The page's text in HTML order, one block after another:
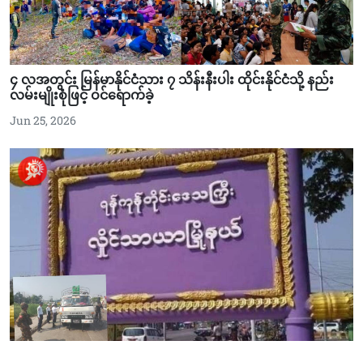
၄ လအတွင်း မြန်မာနိုင်ငံသား ၇ သိန်းနီးပါး ထိုင်းနိုင်ငံသို့ နည်း
လမ်းမျိုးစုံဖြင့် ဝင်ရောက်ခဲ့
Jun 25, 2026